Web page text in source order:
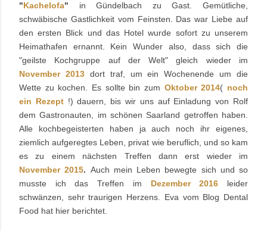
"Kachelofa" in Gündelbach zu Gast. Gemütliche,
schwäbische Gastlichkeit vom Feinsten. Das war Liebe auf
den ersten Blick und das Hotel wurde sofort zu unserem
Heimathafen ernannt. Kein Wunder also, dass sich die
"geilste Kochgruppe auf der Welt" gleich wieder im
November 2013 dort traf, um ein Wochenende um die
Wette zu kochen. Es sollte bin zum Oktober 2014( noch
ein Rezept!) dauern, bis wir uns auf Einladung von Rolf
dem Gastronauten, im schönen Saarland getroffen haben.
Alle kochbegeisterten haben ja auch noch ihr eigenes,
ziemlich aufgeregtes Leben, privat wie beruflich, und so kam
es zu einem nächsten Treffen dann erst wieder im
November 2015. Auch mein Leben bewegte sich und so
musste ich das Treffen im Dezember 2016 leider
schwänzen, sehr traurigen Herzens. Eva vom Blog Dental
Food hat hier berichtet.